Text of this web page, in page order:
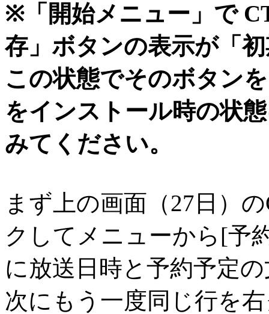
※「開始メニュー」で
存」ボタンの表示が「
この状態でそのボタン
をインストール時の状
みてください。
まず上の画面（27日）
クしてメニューから[予
に放送日時と予約予定
次にもう一度同じ行を